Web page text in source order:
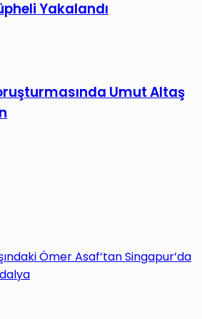
Yakalandı
Umut Altaş
Ömer Asaf’tan Singapur’da